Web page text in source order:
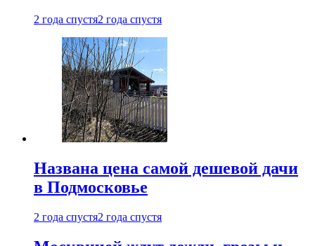
2 года спустя2 года спустя
Названа цена самой дешевой дачи
в Подмосковье
2 года спустя2 года спустя